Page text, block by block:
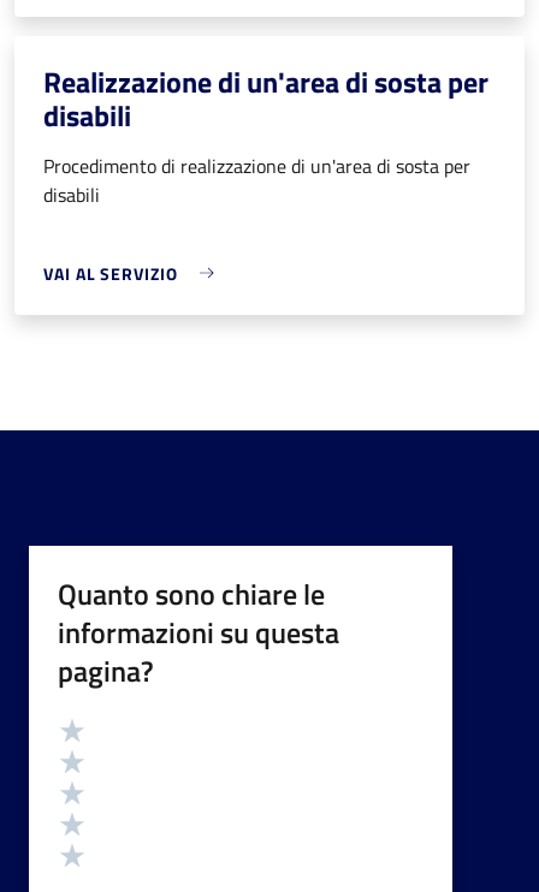
Realizzazione di un'area di sosta per
disabili
Procedimento di realizzazione di un'area di sosta per
disabili
VAI AL SERVIZIO
Quanto sono chiare le
informazioni su questa
pagina?
Valutazione